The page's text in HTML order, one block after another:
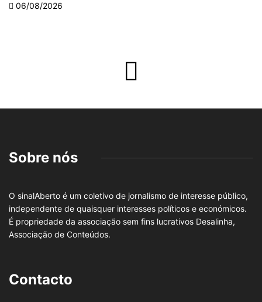
06/08/2026
Sobre nós
O sinalAberto é um coletivo de jornalismo de interesse público,
independente de quaisquer interesses políticos e económicos.
É propriedade da associação sem fins lucrativos Desalinha,
Associação de Conteúdos.
Contacto